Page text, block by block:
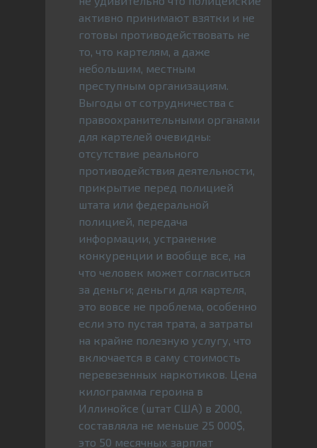
активно принимают взятки и не
готовы противодействовать не
то, что картелям, а даже
небольшим, местным
преступным организациям.
Выгоды от сотрудничества с
правоохранительными органами
для картелей очевидны:
отсутствие реального
противодействия деятельности,
прикрытие перед полицией
штата или федеральной
полицией, передача
информации, устранение
конкуренции и вообще все, на
что человек может согласиться
за деньги; деньги для картеля,
это вовсе не проблема, особенно
если это пустая трата, а затраты
на крайне полезную услугу, что
включается в саму стоимость
перевезенных наркотиков. Цена
килограмма героина в
Иллинойсе (штат США) в 2000,
составляла не меньше 25 000$,
это 50 месячных зарплат